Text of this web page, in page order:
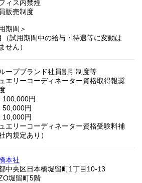
ィス内禁煙
販売制度
期間＞
（試用期間中の給与・待遇等に変動は
せん）
ープブランド社員割引制度等
エリーコーディネーター資格取得報奨
100,000円
50,000円
10,000円
エリーコーディネーター資格受験料補
内規定あり）
本社
中央区日本橋堀留町1丁目10-13
堀留町5階